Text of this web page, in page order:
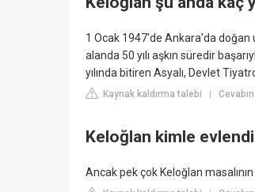
1 Ocak 1947'de Ankara'da doğan
alanda 50 yılı aşkın süredir
yılında bitiren Asyalı, Devlet
Kaynak kaldırma talebi
Keloğlan kimle
Ancak pek çok Keloğlan